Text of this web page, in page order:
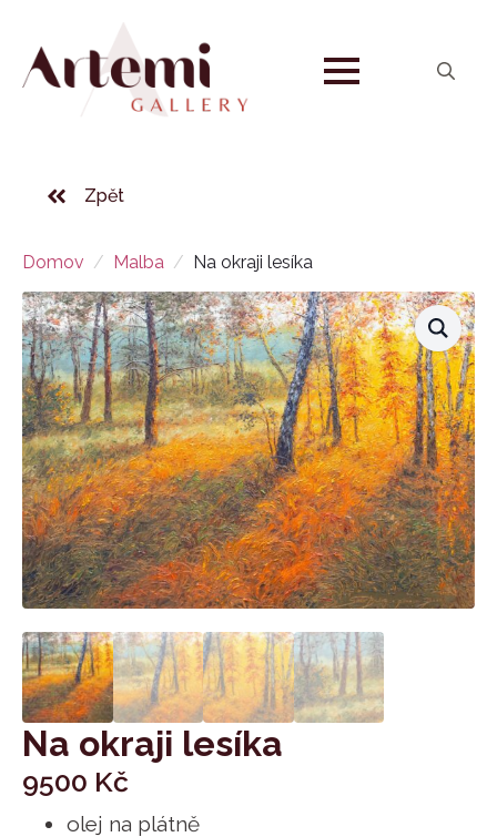
Zpět
Domov Malba Na okraji lesíka
Na okraji lesíka
9500 Kč
olej na plátně